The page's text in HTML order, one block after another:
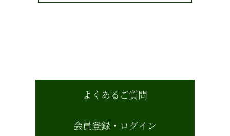
よくあるご質問
会員登録・ログイン